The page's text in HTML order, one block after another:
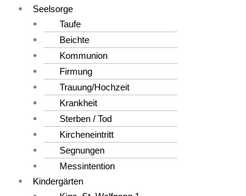
Seelsorge
Taufe
Beichte
Kommunion
Firmung
Trauung/Hochzeit
Krankheit
Sterben / Tod
Kircheneintritt
Segnungen
Messintention
Kindergärten